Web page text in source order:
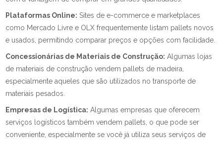
Plataformas Online: Sites de e-commerce e marketplaces
como Mercado Livre e OLX frequentemente listam pallets novos
e usados, permitindo comparar preços e opções com facilidade.
Concessionárias de Materiais de Construção: Algumas lojas
de materiais de construção vendem pallets de madeira,
especialmente aqueles que são utilizados no transporte de
materiais pesados.
Empresas de Logística: Algumas empresas que oferecem
serviços logísticos também vendem pallets, o que pode ser
conveniente, especialmente se você já utiliza seus serviços de